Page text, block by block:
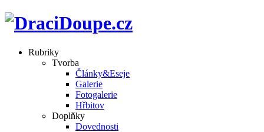
Rubriky
Tvorba
Články&Eseje
Galerie
Fotogalerie
Hřbitov
Doplňky
Dovednosti